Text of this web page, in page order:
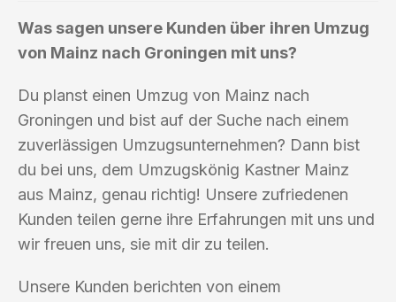
Was sagen unsere Kunden über ihren Umzug
von Mainz nach Groningen mit uns?
Du planst einen Umzug von Mainz nach
Groningen und bist auf der Suche nach einem
zuverlässigen Umzugsunternehmen? Dann bist
du bei uns, dem Umzugskönig Kastner Mainz
aus Mainz, genau richtig! Unsere zufriedenen
Kunden teilen gerne ihre Erfahrungen mit uns und
wir freuen uns, sie mit dir zu teilen.
Unsere Kunden berichten von einem